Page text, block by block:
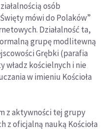
osób
mówi do Polaków”
Działalność ta,
grupę modlitewną
Grębki (parafia
władz kościelnych i nie
w imieniu Kościoła
z aktywności tej grupy
z oficjalną nauką Kościoła